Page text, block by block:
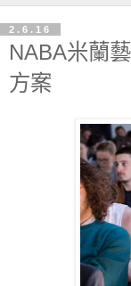
2.6.16
NABA米蘭
方案